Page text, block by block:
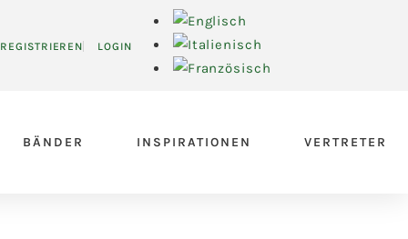
REGISTRIEREN LOGIN
BÄNDER INSPIRATIONEN VERTRETER